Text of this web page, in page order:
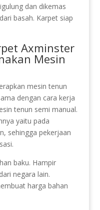
dan dikemas
basah. Karpet siap
Axminster
Mesin
mesin tenun
dengan cara kerja
tenun semi manual.
yaitu pada
sehingga pekerjaan
baku. Hampir
negara lain.
harga bahan